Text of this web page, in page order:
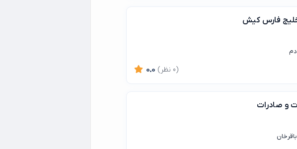
فارس کیش
0.0 (0 نظر)
و صادرات